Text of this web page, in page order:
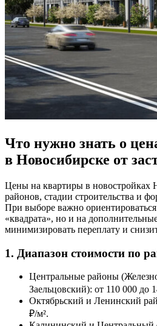
Что нужно знать о
в Новосибирске от
Цены на квартиры в новостройках
районов, стадии строительства и
При выборе важно
«квадрата», но и на
минимизировать переплату и
1. Диапазон стоимости по
Центральные районы
Заельцовский): от 110 000 до
Октябрьский и Ленинский
₽/м².